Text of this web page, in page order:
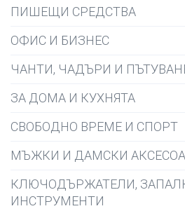
ПИШЕЩИ СРЕДСТВА
ОФИС И БИЗНЕС
ЧАНТИ, ЧАДЪРИ И
ЗА ДОМА И КУХНЯТА
СВОБОДНО ВРЕМЕ И СПОРТ
МЪЖКИ И ДАМСКИ
КЛЮЧОДЪРЖАТЕЛИ,
ИНСТРУМЕНТИ